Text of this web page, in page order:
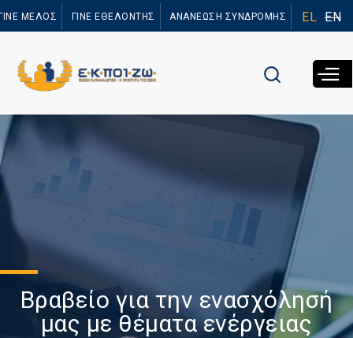
προς το
ΜΕΛΟΣ ΓΙΝΕ ΕΘΕΛΟΝΤΗΣ ΑΝΑΝΕΩΣΗ ΣΥΝΔΡΟΜΗΣ EL EN
Βραβείο για την ενασχόλησή
μας με θέματα ενέργειας